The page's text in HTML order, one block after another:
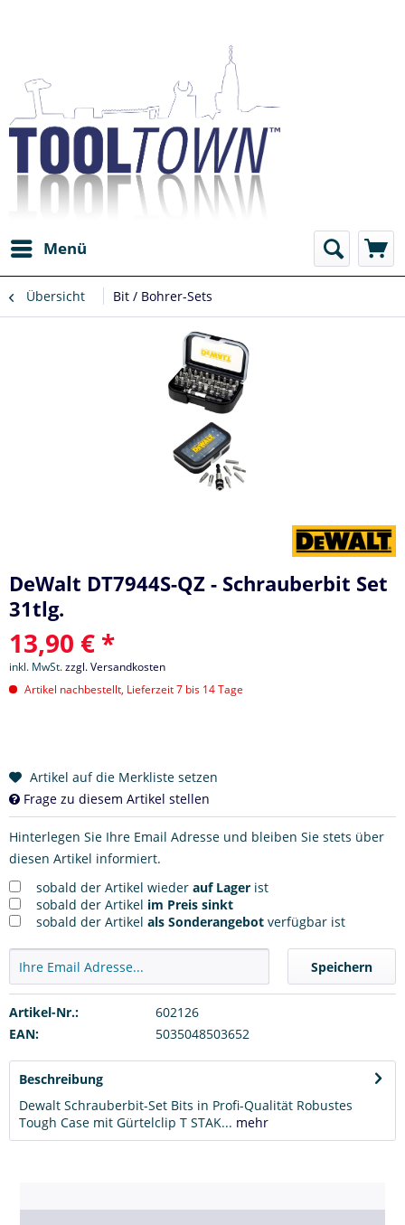
Menü
Übersicht Bit / Bohrer-Sets
DeWalt DT7944S-QZ - Schrauberbit Set
31tlg.
13,90 € *
inkl. MwSt.zzgl. Versandkosten
Artikel nachbestellt, Lieferzeit 7 bis 14 Tage
Artikel auf die Merkliste setzen
Frage zu diesem Artikel stellen
Hinterlegen Sie Ihre Email Adresse und bleiben Sie stets über
diesen Artikel informiert.
sobald der Artikel wieder auf Lager ist
sobald der Artikel im Preis sinkt
sobald der Artikel als Sonderangebot verfügbar ist
Speichern
Artikel-Nr.:
602126
EAN:
5035048503652
Beschreibung
Dewalt Schrauberbit-Set Bits in Profi-Qualität Robustes
Tough Case mit Gürtelclip T STAK... mehr